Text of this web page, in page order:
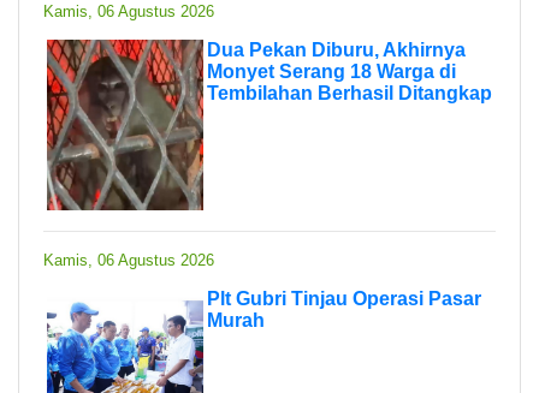
Kamis, 06 Agustus 2026
Dua Pekan Diburu, Akhirnya
Monyet Serang 18 Warga di
Tembilahan Berhasil Ditangkap
Kamis, 06 Agustus 2026
Plt Gubri Tinjau Operasi Pasar
Murah